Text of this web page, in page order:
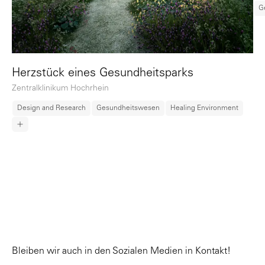
Herzstück eines Gesundheitsparks
Zentralklinikum Hochrhein
Design and Research Gesundheitswesen Healing Environment
Bleiben wir auch in den Sozialen Medien in Kontakt!